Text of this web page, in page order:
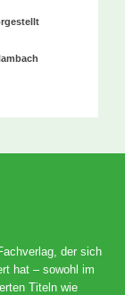
der sich
hat – sowohl im
Titeln wie